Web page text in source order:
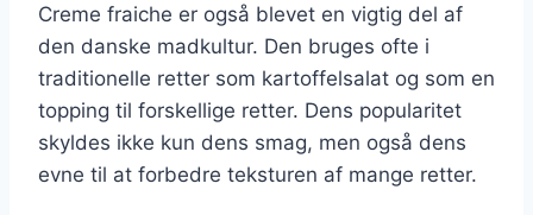
Creme fraiche er også blevet en vigtig del af
den danske madkultur. Den bruges ofte i
traditionelle retter som kartoffelsalat og som en
topping til forskellige retter. Dens popularitet
skyldes ikke kun dens smag, men også dens
evne til at forbedre teksturen af mange retter.